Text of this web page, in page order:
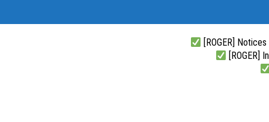
[ROGER]
[ROGER]